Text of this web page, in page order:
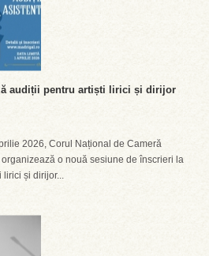
audiții pentru artiști lirici și dirijor
2026, Corul Național de Cameră
o nouă sesiune de înscrieri la
lirici și dirijor...